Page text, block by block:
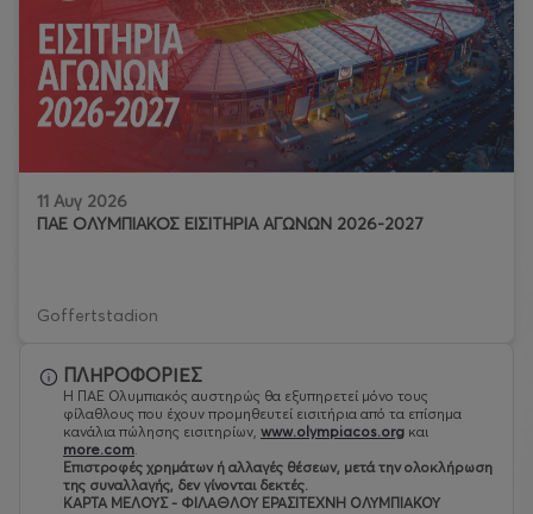
11 Αυγ 2026
ΠΑΕ ΟΛΥΜΠΙΑΚΟΣ ΕΙΣΙΤΗΡΙΑ ΑΓΩΝΩΝ 2026-2027
Goffertstadion
ΠΛΗΡΟΦΟΡΙΕΣ
Η ΠΑΕ Ολυμπιακός αυστηρώς θα εξυπηρετεί μόνο τους
φίλαθλους που έχουν προμηθευτεί εισιτήρια από τα επίσημα
κανάλια πώλησης εισιτηρίων, www.olympiacos.org και
more.com.
Eπιστροφές χρημάτων ή αλλαγές θέσεων, μετά την ολοκλήρωση
της συναλλαγής, δεν γίνονται δεκτές.
ΚΑΡΤΑ ΜΕΛΟΥΣ - ΦΙΛΑΘΛΟΥ ΕΡΑΣΙΤΕΧΝΗ ΟΛΥΜΠΙΑΚΟΥ